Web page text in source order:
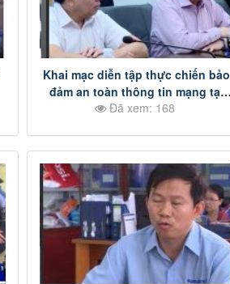
Khai mạc diễn tập thực chiến bảo
đảm an toàn thông tin mạng tại
Đồng Nai
Đã xem: 168